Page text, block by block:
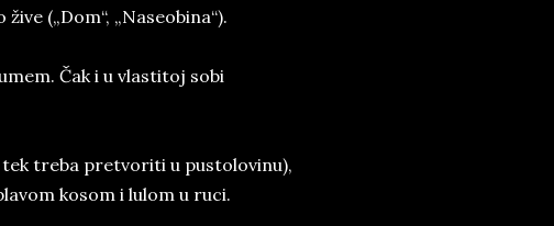
(„Dom“, „Naseobina“).
Čak i u vlastitoj sobi
treba pretvoriti u pustolovinu),
kosom i lulom u ruci.